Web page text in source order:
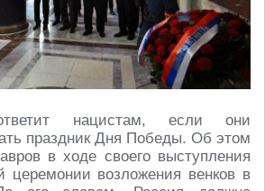
нацистам, если они
праздник Дня Победы. Об этом
в ходе своего выступления
церемонии возложения венков в